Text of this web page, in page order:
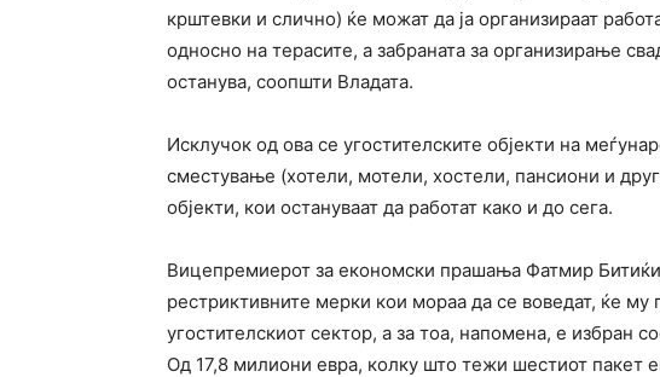
крштевки и слично) ќе можат да ја организираат
односно на терасите, а забраната за организирање
останува, соопшти Владата.
Исклучок од ова се угостителските објекти на
сместување (хотели, мотели, хостели, пансиони и
објекти, кои остануваат да работат како и до сега.
Вицепремиерот за економски прашања Фатмир Битиќи
рестриктивните мерки кои мораа да се воведат, ќе му
угостителскиот сектор, а за тоа, напомена, е избран
Од 17,8 милиони евра, колку што тежи шестиот пакет